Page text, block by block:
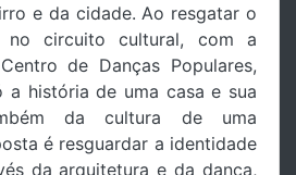
e da cidade. Ao resgatar o
no circuito cultural, com a
de Danças Populares,
a história de uma casa e sua
da cultura de uma
é resguardar a identidade
da arquitetura e da dança,